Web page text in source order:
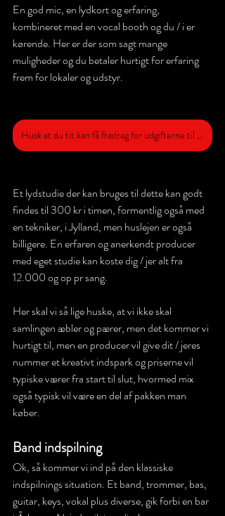
En god mic, en lydkort og erfaring,
kombineret med en vocal booth og du / i er
kørende. Her er der som sagt mange
muligheder og du betaler hurtigt for erfaring
frem for lokaler og udstyr.
Husk at du tit kan få fradrag for udgifterne til at gå i studiet!
Et lydstudie der kan bruges til dette kan godt
findes til 300 kr i timen, formentlig også med
en tekniker, i Jylland, men huslejen er også
billigere. En erfaren og anerkendt producer
med eget studie kan koste dig / jer alt fra
12.000 og op pr sang.
Her skal vi så lige huske, at vi ikke skal
samlingen æbler og pærer, men det kommer vi
hurtigt til, men en producer vil give dit / jeres
nummer et kreativt indspark og priserne vil
typiske værer fra start til slut, hvormed mix
også typisk vil være en del af pakken man
køber.
Band indspilning
Ok, så kommer vi ind på den klassiske
indspilnings situation. Et band, trommer, bas,
guitar, keys, vokal plus diverse, gik forbi en bar